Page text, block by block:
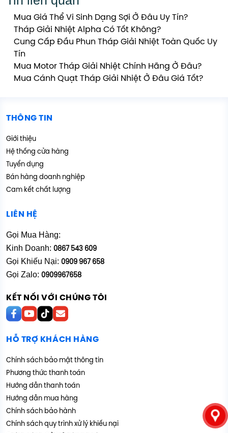
Mua Giá Thể Vi Sinh Dạng Sợi Ở Đâu Uy Tín?
Tháp Giải Nhiệt Alpha Có Tốt Không?
Cung Cấp Đầu Phun Tháp Giải Nhiệt Toàn Quốc Uy
Tín
Mua Motor Tháp Giải Nhiệt Chính Hãng Ở Đâu?
Mua Cánh Quạt Tháp Giải Nhiệt Ở Đâu Giá Tốt?
THÔNG TIN
Giới thiệu
Hệ thống cửa hàng
Tuyển dụng
Bán hàng doanh nghiệp
Cam kết chất lượng
LIÊN HỆ
Gọi Mua Hàng:
Kinh Doanh: 0867 543 609
Gọi Khiếu Nại: 0909 967 658
Gọi Zalo: 0909967658
KẾT NỐI VỚI CHÚNG TÔI
HỖ TRỢ KHÁCH HÀNG
Chính sách bảo mật thông tin
Phương thức thanh toán
Hướng dẫn thanh toán
Hướng dẫn mua hàng
Chính sách bảo hành
Chính sách quy trình xử lý khiếu nại